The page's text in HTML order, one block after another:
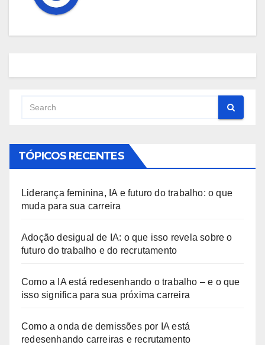
TÓPICOS RECENTES
Liderança feminina, IA e futuro do trabalho: o que
muda para sua carreira
Adoção desigual de IA: o que isso revela sobre o
futuro do trabalho e do recrutamento
Como a IA está redesenhando o trabalho – e o que
isso significa para sua próxima carreira
Como a onda de demissões por IA está
redesenhando carreiras e recrutamento